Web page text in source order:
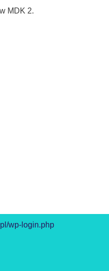
MDK 2.
wp-login.php